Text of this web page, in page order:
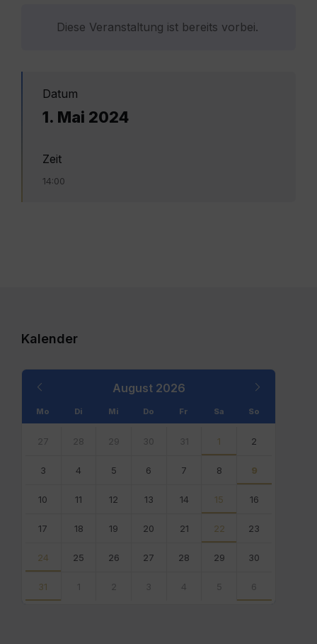
Diese Veranstaltung ist bereits vorbei.
Datum
1. Mai 2024
Zeit
14:00
Kalender
August 2026
Month
Mo Di Mi Do Fr Sa So
calendar
27 28 29 30 31 1 2
3 4 5 6 7 8 9
10 11 12 13 14 15 16
17 18 19 20 21 22 23
24 25 26 27 28 29 30
31 1 2 3 4 5 6